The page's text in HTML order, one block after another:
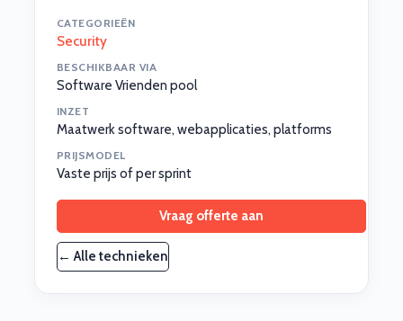
CATEGORIEËN
Security
BESCHIKBAAR VIA
Software Vrienden pool
INZET
Maatwerk software, webapplicaties, platforms
PRIJSMODEL
Vaste prijs of per sprint
Vraag offerte aan
← Alle technieken